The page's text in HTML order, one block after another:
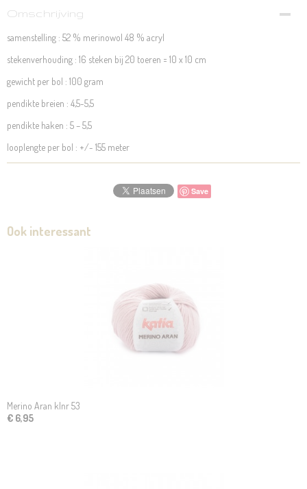
Omschrijving
samenstelling : 52 % merinowol 48 % acryl
stekenverhouding : 16 steken bij 20 toeren = 10 x 10 cm
gewicht per bol : 100 gram
pendikte breien : 4,5-5,5
pendikte haken : 5 – 5,5
looplengte per bol : +/- 155 meter
Save
Ook interessant
Merino Aran klnr 53
€ 6,95